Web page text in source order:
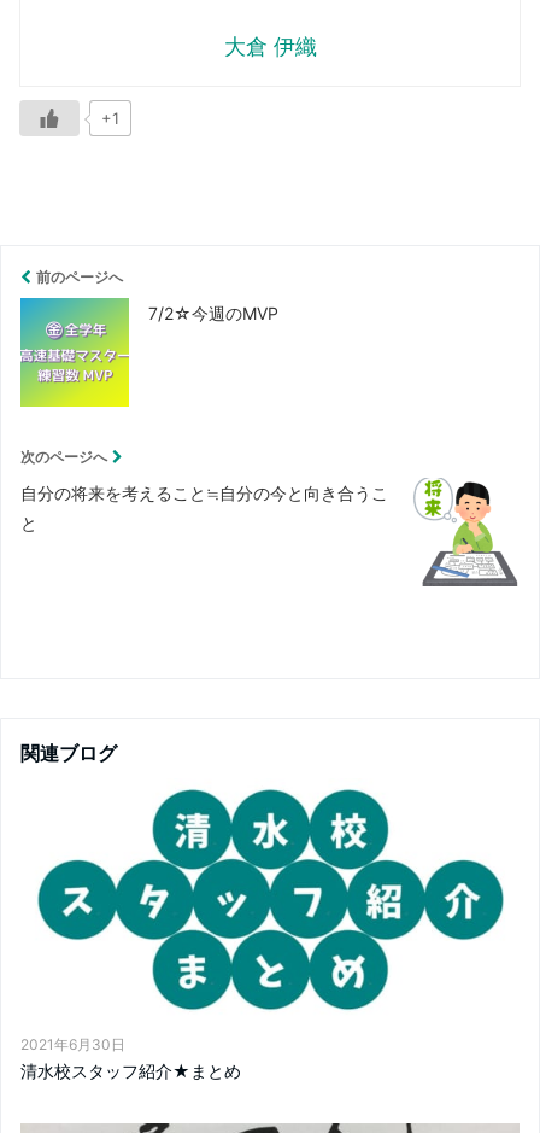
大倉 伊織
+1
前のページへ
7/2☆今週のMVP
次のページへ
自分の将来を考えること≒自分の今と向き合うこ
と
関連ブログ
2021年6月30日
清水校スタッフ紹介★まとめ